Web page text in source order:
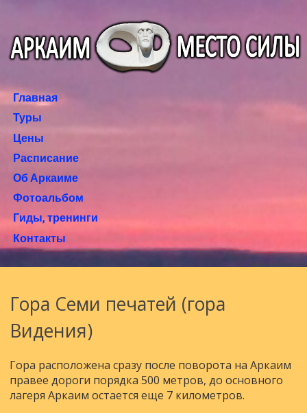
Главная
Туры
Цены
Расписание
Об Аркаиме
Фотоальбом
Гиды, тренинги
Контакты
Гора Семи печатей (гора
Видения)
Гора расположена сразу после поворота на Аркаим
правее дороги порядка 500 метров, до основного
лагеря Аркаим остается еще 7 километров.